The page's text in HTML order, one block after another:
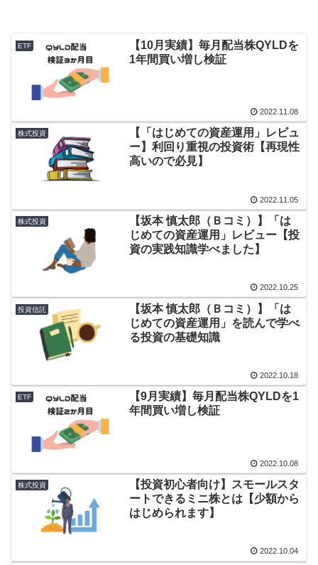
ETF
【10月実績】毎月配当株QYLDを
1年間買い増し検証
2022.11.08
株式投資
【「はじめての資産運用」レビュ
ー】利回り重視の投資術【再現性
高いので必見】
2022.11.05
株式投資
【坂本 慎太郎（Ｂコミ）】「は
じめての資産運用」レビュー【投
資の実践知識学べました】
2022.10.25
投資信託
【坂本 慎太郎（Ｂコミ）】「は
じめての資産運用」を読んで学べ
る投資の基礎知識
2022.10.18
ETF
【9月実績】毎月配当株QYLDを1
年間買い増し検証
2022.10.08
株式投資
【投資初心者向け】スモールスタ
ートできるミニ株とは【少額から
はじめられます】
2022.10.04